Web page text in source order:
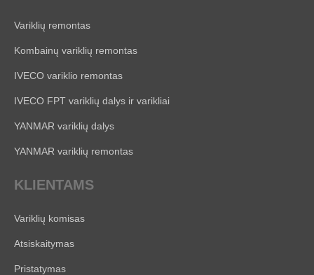
Variklių remontas
Kombainų variklių remontas
IVECO variklio remontas
IVECO FPT variklių dalys ir varikliai
YANMAR variklių dalys
YANMAR variklių remontas
KLIENTAMS
Variklių komisas
Atsiskaitymas
Pristatymas